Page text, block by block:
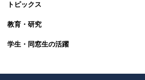
トピックス
教育・研究
学生・同窓生の活躍